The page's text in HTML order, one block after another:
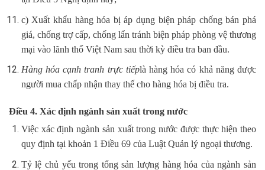
c) Xuất khẩu hàng hóa bị áp dụng biện pháp chống bán phá
giá, chống trợ cấp, chống lẩn tránh biện pháp phòng vệ thương
mại vào lãnh thổ Việt Nam sau thời kỳ điều tra ban đầu.
Hàng hóa cạnh tranh trực tiếplà hàng hóa có khả năng được
người mua chấp nhận thay thế cho hàng hóa bị điều tra.
Điều 4. Xác định ngành sản xuất trong nước
Việc xác định ngành sản xuất trong nước được thực hiện theo
quy định tại khoản 1 Điều 69 của Luật Quản lý ngoại thương.
Tỷ lệ chủ yếu trong tổng sản lượng hàng hóa của ngành sản